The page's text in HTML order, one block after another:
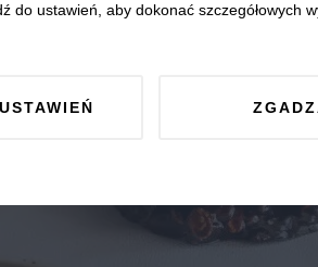
do ustawień, aby dokonać szczegółowych